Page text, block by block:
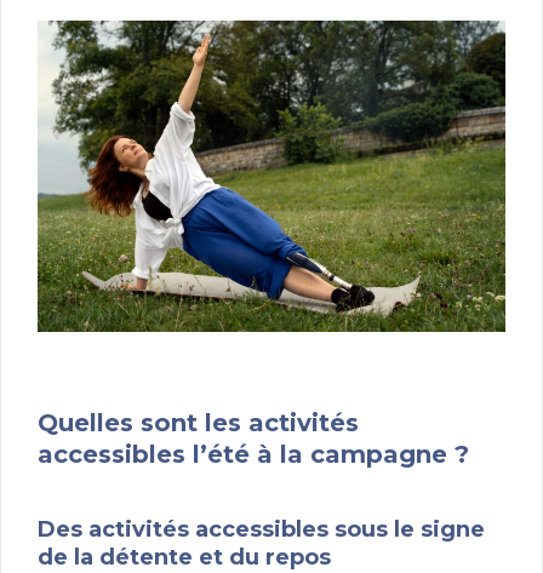
Quelles sont les activités
accessibles l’été à la campagne ?
Des activités accessibles sous le signe
de la détente et du repos